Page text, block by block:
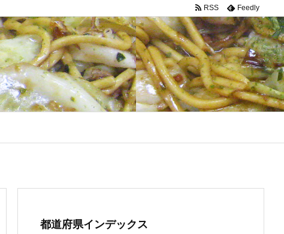
RSS Feedly
都道府県インデックス